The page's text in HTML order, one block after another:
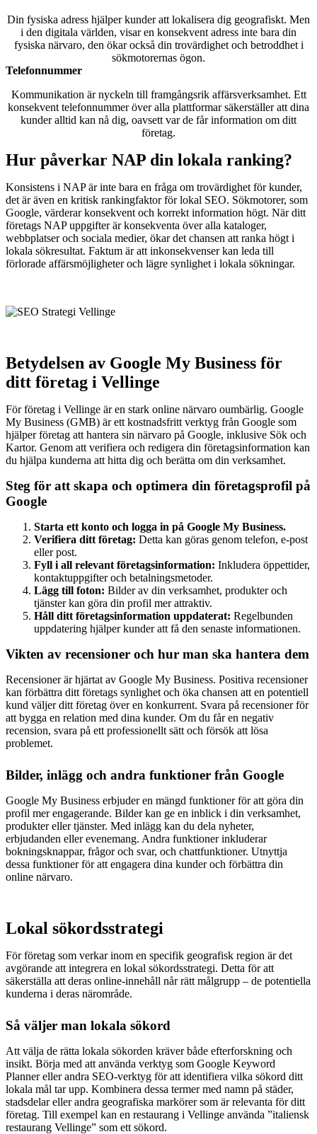
Din fysiska adress hjälper kunder att lokalisera dig geografiskt. Men
i den digitala världen, visar en konsekvent adress inte bara din
fysiska närvaro, den ökar också din trovärdighet och betroddhet i
sökmotorernas ögon.
Telefonnummer
Kommunikation är nyckeln till framgångsrik affärsverksamhet. Ett
konsekvent telefonnummer över alla plattformar säkerställer att dina
kunder alltid kan nå dig, oavsett var de får information om ditt
företag.
Hur påverkar NAP din lokala ranking?
Konsistens i NAP är inte bara en fråga om trovärdighet för kunder,
det är även en kritisk rankingfaktor för lokal SEO. Sökmotorer, som
Google, värderar konsekvent och korrekt information högt. När ditt
företags NAP uppgifter är konsekventa över alla kataloger,
webbplatser och sociala medier, ökar det chansen att ranka högt i
lokala sökresultat. Faktum är att inkonsekvenser kan leda till
förlorade affärsmöjligheter och lägre synlighet i lokala sökningar.
Betydelsen av Google My Business för
ditt företag i Vellinge
För företag i Vellinge är en stark online närvaro oumbärlig. Google
My Business (GMB) är ett kostnadsfritt verktyg från Google som
hjälper företag att hantera sin närvaro på Google, inklusive Sök och
Kartor. Genom att verifiera och redigera din företagsinformation kan
du hjälpa kunderna att hitta dig och berätta om din verksamhet.
Steg för att skapa och optimera din företagsprofil på
Google
Starta ett konto och logga in på Google My Business.
Verifiera ditt företag: Detta kan göras genom telefon, e-post
eller post.
Fyll i all relevant företagsinformation: Inkludera öppettider,
kontaktuppgifter och betalningsmetoder.
Lägg till foton: Bilder av din verksamhet, produkter och
tjänster kan göra din profil mer attraktiv.
Håll ditt företagsinformation uppdaterat: Regelbunden
uppdatering hjälper kunder att få den senaste informationen.
Vikten av recensioner och hur man ska hantera dem
Recensioner är hjärtat av Google My Business. Positiva recensioner
kan förbättra ditt företags synlighet och öka chansen att en potentiell
kund väljer ditt företag över en konkurrent. Svara på recensioner för
att bygga en relation med dina kunder. Om du får en negativ
recension, svara på ett professionellt sätt och försök att lösa
problemet.
Bilder, inlägg och andra funktioner från Google
Google My Business erbjuder en mängd funktioner för att göra din
profil mer engagerande. Bilder kan ge en inblick i din verksamhet,
produkter eller tjänster. Med inlägg kan du dela nyheter,
erbjudanden eller evenemang. Andra funktioner inkluderar
bokningsknappar, frågor och svar, och chattfunktioner. Utnyttja
dessa funktioner för att engagera dina kunder och förbättra din
online närvaro.
Lokal sökordsstrategi
För företag som verkar inom en specifik geografisk region är det
avgörande att integrera en lokal sökordsstrategi. Detta för att
säkerställa att deras online-innehåll når rätt målgrupp – de potentiella
kunderna i deras närområde.
Så väljer man lokala sökord
Att välja de rätta lokala sökorden kräver både efterforskning och
insikt. Börja med att använda verktyg som Google Keyword
Planner eller andra SEO-verktyg för att identifiera vilka sökord ditt
lokala mål tar upp. Kombinera dessa termer med namn på städer,
stadsdelar eller andra geografiska markörer som är relevanta för ditt
företag. Till exempel kan en restaurang i Vellinge använda ”italiensk
restaurang Vellinge” som ett sökord.